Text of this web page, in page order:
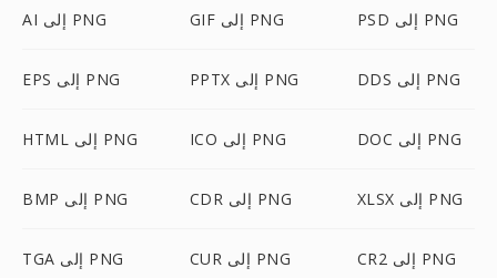
AI إلى PNG GIF إلى PNG PSD إلى PNG
EPS إلى PNG PPTX إلى PNG DDS إلى PNG
HTML إلى PNG ICO إلى PNG DOC إلى PNG
BMP إلى PNG CDR إلى PNG XLSX إلى PNG
TGA إلى PNG CUR إلى PNG CR2 إلى PNG